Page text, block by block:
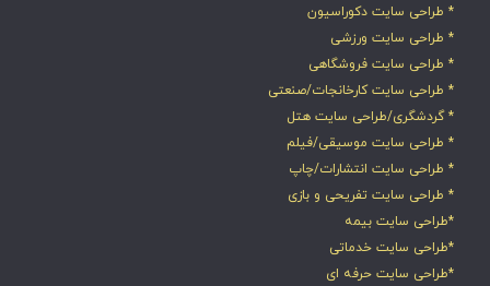
* طراحی سایت دکوراسیون
* طراحی سایت ورزشی
* طراحی سایت فروشگاهی
* طراحی سایت کارخانجات/صنعتی
* گردشگری/طراحی سایت هتل
* طراحی سایت موسیقی/فیلم
* طراحی سایت انتشارات/چاپ
* طراحی سایت تفریحی و بازی
*طراحی سایت بیمه
*طراحی سایت خدماتی
*طراحی سایت حرفه ای